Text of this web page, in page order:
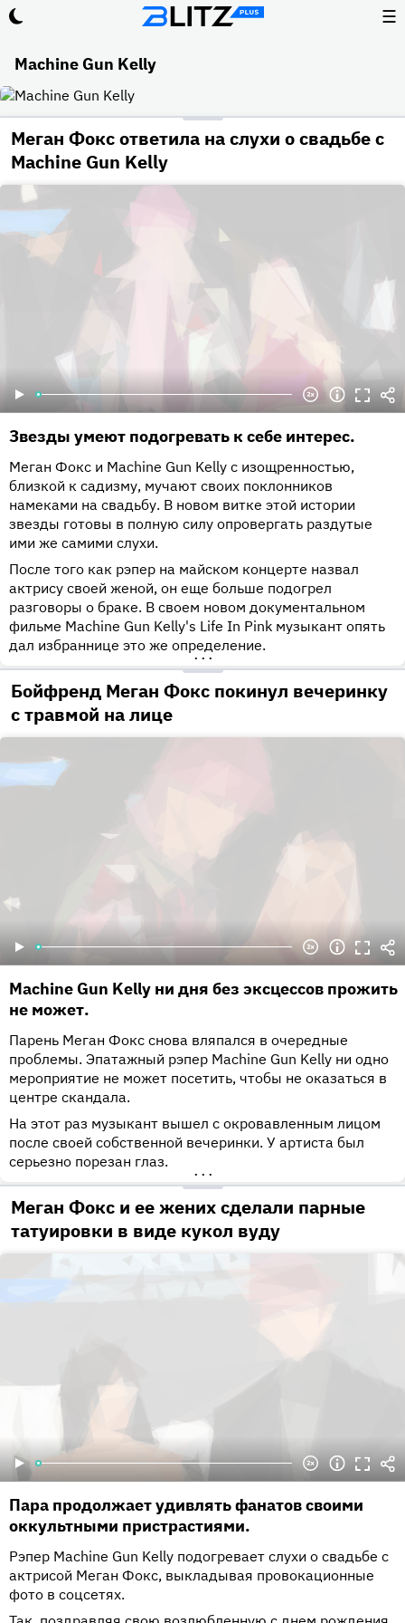
☰
Machine Gun Kelly
Меган Фокс ответила на слухи о свадьбе с
Machine Gun Kelly
Звезды умеют подогревать к себе интерес.
Меган Фокс и Machine Gun Kelly с изощренностью,
близкой к садизму, мучают своих поклонников
намеками на свадьбу. В новом витке этой истории
звезды готовы в полную силу опровергать раздутые
ими же самими слухи.
После того как рэпер на майском концерте назвал
актрису своей женой, он еще больше подогрел
разговоры о браке. В своем новом документальном
фильме Machine Gun Kelly's Life In Pink музыкант опять
дал избраннице это же определение.
•••
Бойфренд Меган Фокс покинул вечеринку
с травмой на лице
Machine Gun Kelly ни дня без эксцессов прожить
не может.
Парень Меган Фокс снова вляпался в очередные
проблемы. Эпатажный рэпер Machine Gun Kelly ни одно
мероприятие не может посетить, чтобы не оказаться в
центре скандала.
На этот раз музыкант вышел с окровавленным лицом
после своей собственной вечеринки. У артиста был
серьезно порезан глаз.
•••
Меган Фокс и ее жених сделали парные
татуировки в виде кукол вуду
Пара продолжает удивлять фанатов своими
оккультными пристрастиями.
Рэпер Machine Gun Kelly подогревает слухи о свадьбе с
актрисой Меган Фокс, выкладывая провокационные
фото в соцсетях.